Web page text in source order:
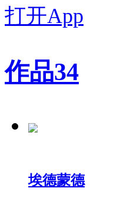
打开App
作品34
埃德蒙德